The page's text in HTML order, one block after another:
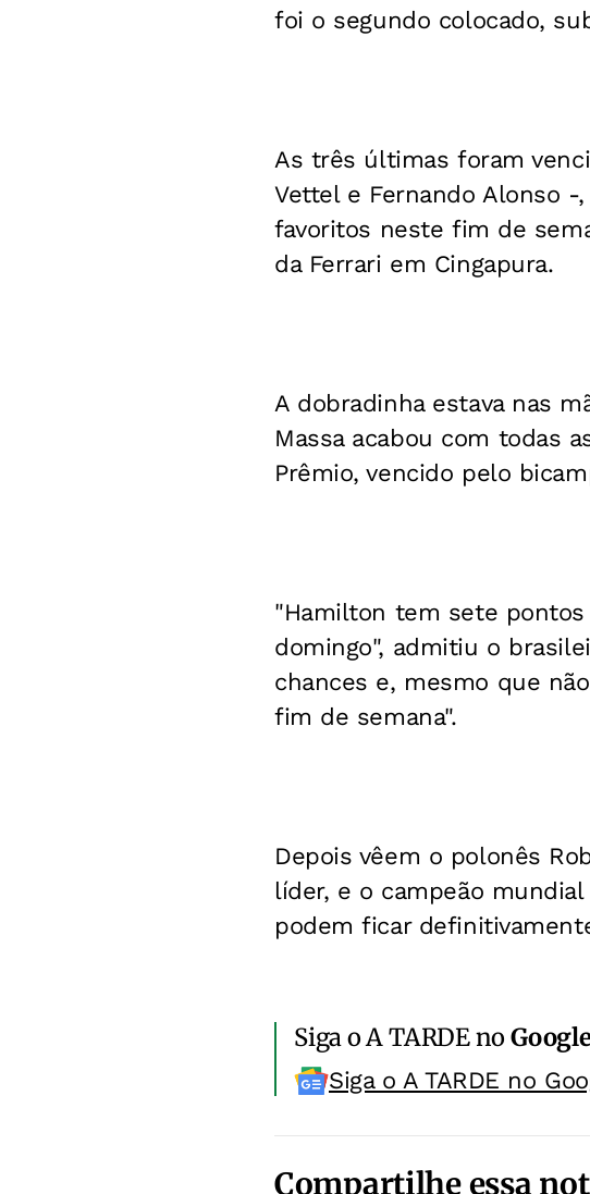
foi o segundo colocado,
As três últimas foram
Vettel e Fernando Alonso
favoritos neste fim de
da Ferrari em Cingapura.
A dobradinha estava nas
Massa acabou com todas
Prêmio, vencido pelo
"Hamilton tem sete
domingo", admitiu o
chances e, mesmo que
fim de semana".
Depois vêem o polonês
líder, e o campeão
podem ficar
Siga o A TARDE no
Siga o A TARDE no
Compartilhe essa